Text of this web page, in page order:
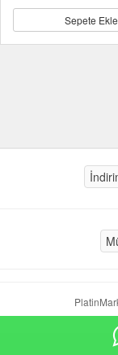
Sepete Ekle